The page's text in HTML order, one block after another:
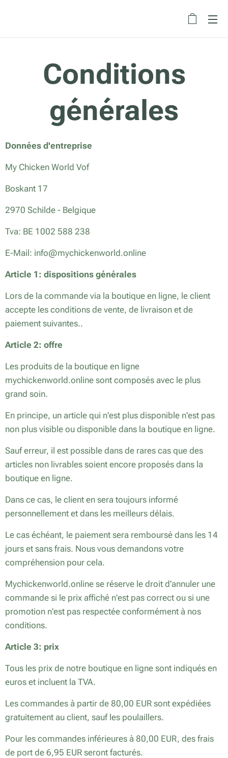
Conditions
générales
Données d'entreprise
My Chicken World Vof
Boskant 17
2970 Schilde - Belgique
Tva: BE 1002 588 238
E-Mail: info@mychickenworld.online
Article 1: dispositions générales
Lors de la commande via la boutique en ligne, le client
accepte les conditions de vente, de livraison et de
paiement suivantes..
Article 2: offre
Les produits de la boutique en ligne
mychickenworld.online sont composés avec le plus
grand soin.
En principe, un article qui n'est plus disponible n'est pas
non plus visible ou disponible dans la boutique en ligne.
Sauf erreur, il est possible dans de rares cas que des
articles non livrables soient encore proposés dans la
boutique en ligne.
Dans ce cas, le client en sera toujours informé
personnellement et dans les meilleurs délais.
Le cas échéant, le paiement sera remboursé dans les 14
jours et sans frais. Nous vous demandons votre
compréhension pour cela.
Mychickenworld.online se réserve le droit d'annuler une
commande si le prix affiché n'est pas correct ou si une
promotion n'est pas respectée conformément à nos
conditions.
Article 3: prix
Tous les prix de notre boutique en ligne sont indiqués en
euros et incluent la TVA.
Les commandes à partir de 80,00 EUR sont expédiées
gratuitement au client, sauf les poulaillers.
Pour les commandes inférieures à 80,00 EUR, des frais
de port de 6,95 EUR seront facturés.